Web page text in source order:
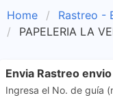
Home Rastreo -
PAPELERIA LA
Envia Rastreo
Ingresa el No. de guía